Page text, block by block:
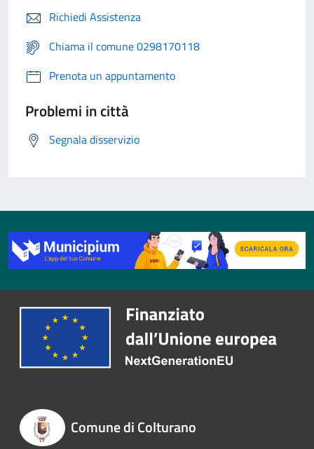
Richiedi Assistenza
Chiama il comune 0298170118
Prenota un appuntamento
Problemi in città
Segnala disservizio
Comune di Colturano